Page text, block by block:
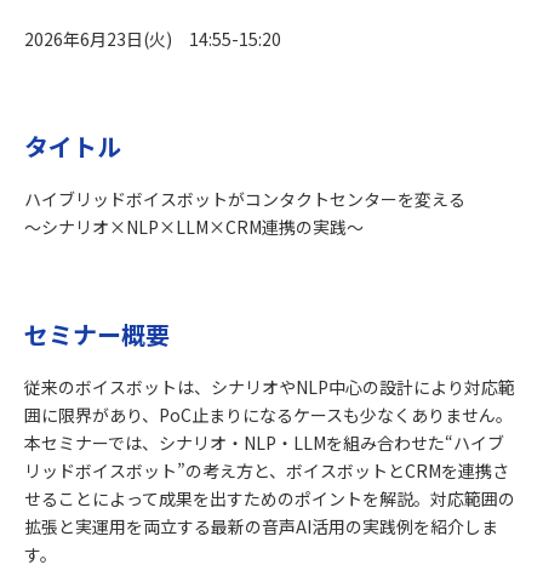
2026年6月23日(火) 14:55-15:20
タイトル
ハイブリッドボイスボットがコンタクトセンターを変える
〜シナリオ×NLP×LLM×CRM連携の実践〜
セミナー概要
従来のボイスボットは、シナリオやNLP中心の設計により対応範
囲に限界があり、PoC止まりになるケースも少なくありません。
本セミナーでは、シナリオ・NLP・LLMを組み合わせた“ハイブ
リッドボイスボット”の考え方と、ボイスボットとCRMを連携さ
せることによって成果を出すためのポイントを解説。対応範囲の
拡張と実運用を両立する最新の音声AI活用の実践例を紹介しま
す。